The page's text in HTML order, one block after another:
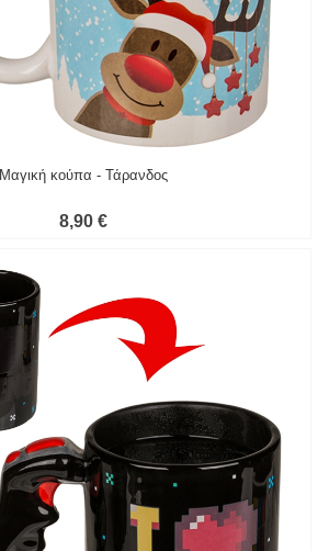
Μαγική κούπα - Τάρανδος
8,90 €